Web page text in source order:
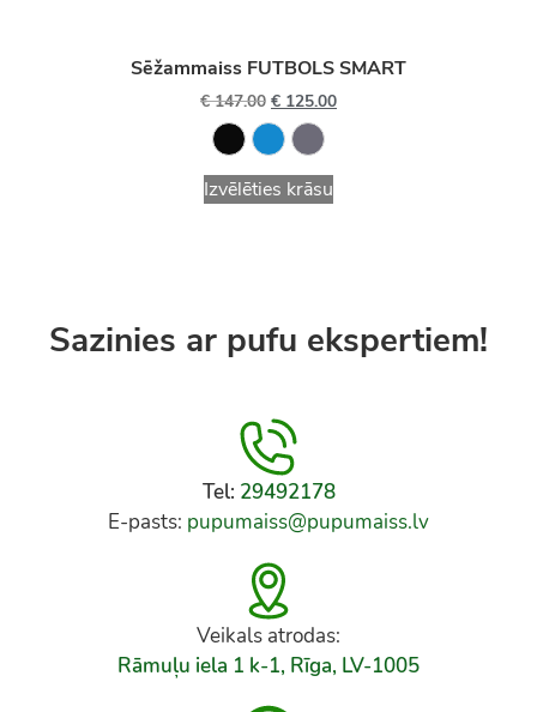
Sēžammaiss FUTBOLS SMART
€147.00 € 125.00
Izvēlēties krāsu
Sazinies ar pufu ekspertiem!
Tel: 29492178
E-pasts: pupumaiss@pupumaiss.lv
Veikals atrodas:
Rāmuļu iela 1 k-1, Rīga, LV-1005